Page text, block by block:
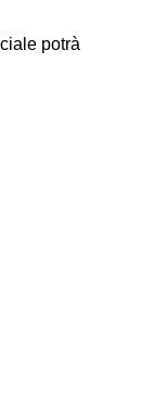
potrà